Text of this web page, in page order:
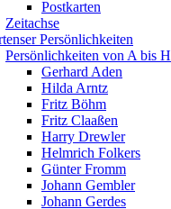
Postkarten
Zeitachse
Persönlichkeiten
Persönlichkeiten von A bis H
Gerhard Aden
Hilda Arntz
Fritz Böhm
Fritz Claaßen
Harry Drewler
Helmrich Folkers
Günter Fromm
Johann Gembler
Johann Gerdes